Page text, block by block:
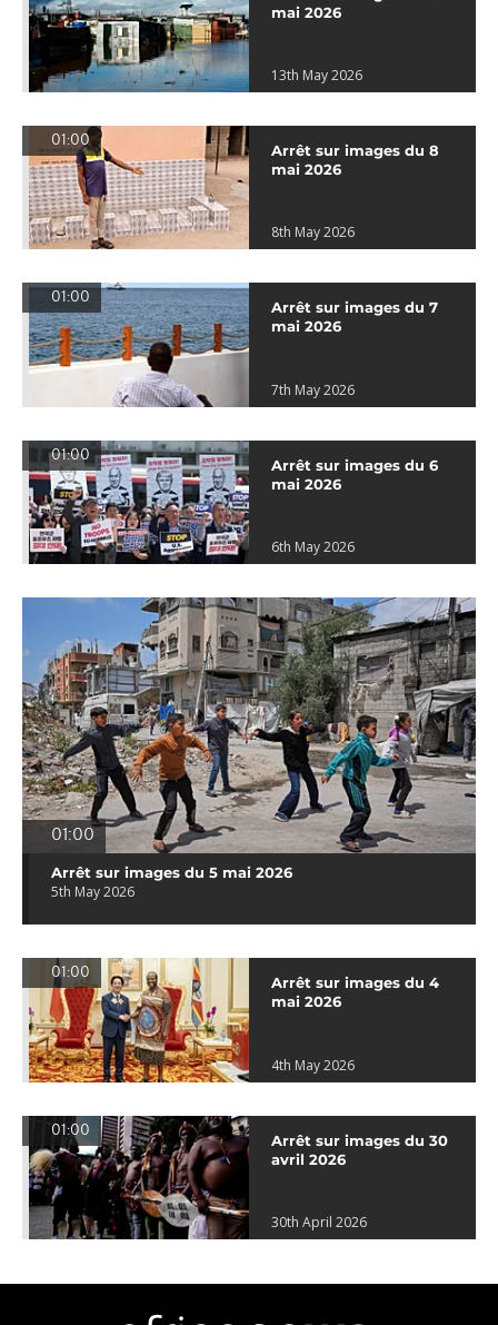
mai 2026
13th May 2026
01:00
Arrêt sur images du 8
mai 2026
8th May 2026
01:00
Arrêt sur images du 7
mai 2026
7th May 2026
01:00
Arrêt sur images du 6
mai 2026
6th May 2026
01:00
Arrêt sur images du 5 mai 2026
5th May 2026
01:00
Arrêt sur images du 4
mai 2026
4th May 2026
01:00
Arrêt sur images du 30
avril 2026
30th April 2026